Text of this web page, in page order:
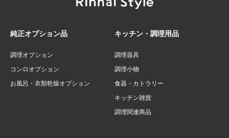
純正オプション品
調理オプション
コンロオプション
お風呂・衣類乾燥オプション
キッチン・調理用品
調理器具
調理小物
食器・カトラリー
キッチン雑貨
調理関連商品